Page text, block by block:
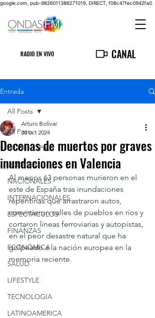
google.com, pub-9826011386271019, DIRECT, f08c47fec0942fa0
RADIO EN VIVO CANAL
Entrada
All Posts
LA PRINCIPAL
LOCALES
NACIONALES
INTERNACIONALES
ESPECTACULOS
FINANZAS
ECONÓMICA
SALUD
LIFESTYLE
TECNOLOGIA
LATINOAMERICA
All Posts
Decenas de muertos por graves
inundaciones en Valencia
Arturo Bolívar
30 oct 2024
Al menos 63 personas murieron en el
este de España tras inundaciones
repentinas que arrastraron autos,
convirtieron calles de pueblos en ríos y
cortaron líneas ferroviarias y autopistas,
en el peor desastre natural que ha
golpeado a la nación europea en la
memoria reciente.